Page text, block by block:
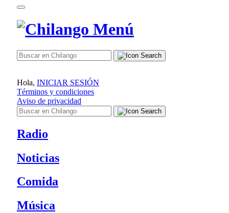
Hola, INICIAR SESIÓN
Términos y condiciones
Aviso de privacidad
Radio
Noticias
Comida
Música